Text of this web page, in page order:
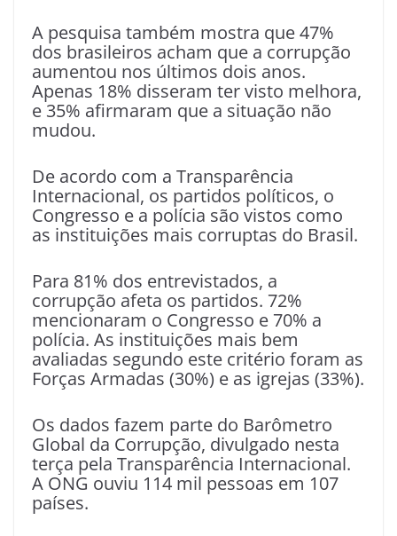
A pesquisa também mostra que 47%
dos brasileiros acham que a corrupção
aumentou nos últimos dois anos.
Apenas 18% disseram ter visto melhora,
e 35% afirmaram que a situação não
mudou.
De acordo com a Transparência
Internacional, os partidos políticos, o
Congresso e a polícia são vistos como
as instituições mais corruptas do Brasil.
Para 81% dos entrevistados, a
corrupção afeta os partidos. 72%
mencionaram o Congresso e 70% a
polícia. As instituições mais bem
avaliadas segundo este critério foram as
Forças Armadas (30%) e as igrejas (33%).
Os dados fazem parte do Barômetro
Global da Corrupção, divulgado nesta
terça pela Transparência Internacional.
A ONG ouviu 114 mil pessoas em 107
países.